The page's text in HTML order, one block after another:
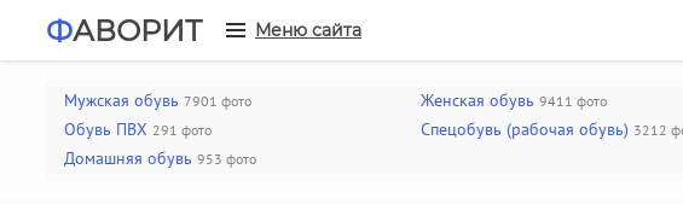
ФАВОРИТ Меню сайта
Мужская обувь 7901 фото Женская обувь 9411 фото
Обувь ПВХ 291 фото Спецобувь (рабочая обувь) 3212
Домашняя обувь 953 фото